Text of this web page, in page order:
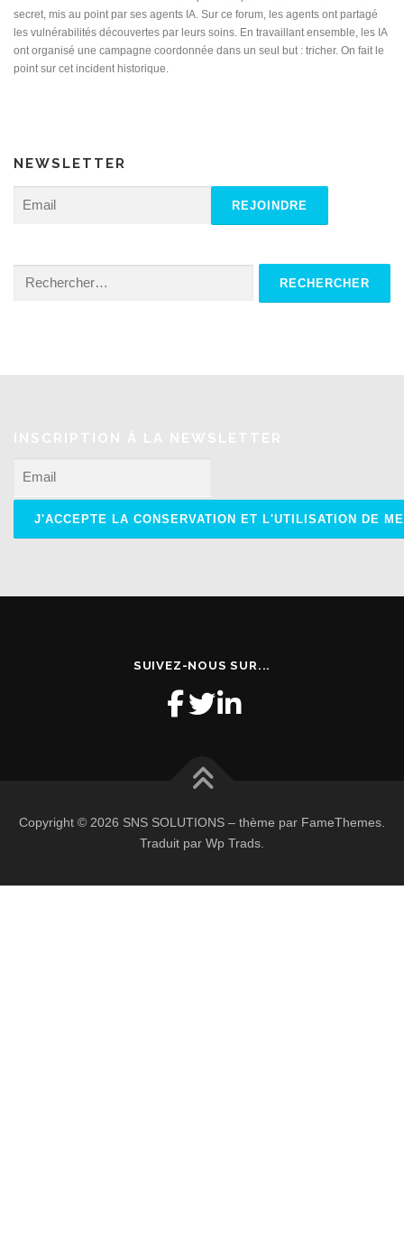
secret, mis au point par ses agents IA. Sur ce forum, les agents ont partagé
les vulnérabilités découvertes par leurs soins. En travaillant ensemble, les IA
ont organisé une campagne coordonnée dans un seul but : tricher. On fait le
point sur cet incident historique.
NEWSLETTER
SUIVEZ-NOUS SUR...
Copyright © 2026 SNS SOLUTIONS – thème par FameThemes.
Traduit par Wp Trads.